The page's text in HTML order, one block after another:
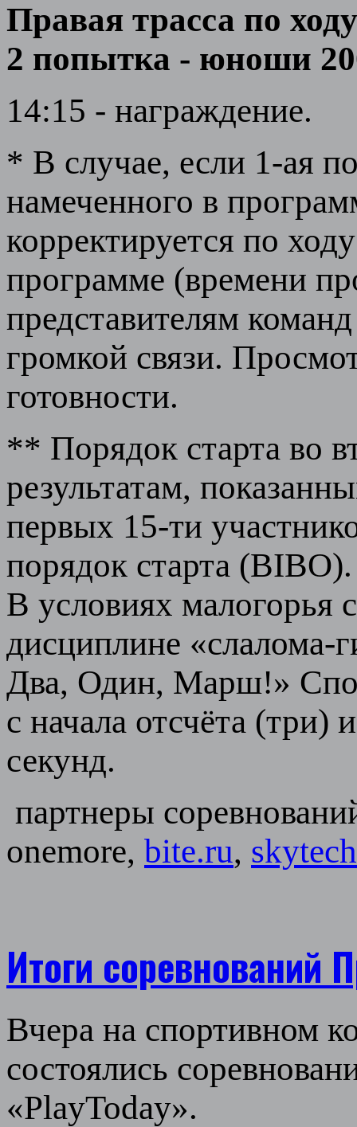
Правая трасса по
2 попытка - юноши
14:15 - награждение.
* В случае, если 1-ая
намеченного в
корректируется по
программе (времени
представителям
громкой связи.
готовности.
** Порядок старта во
результатам,
первых 15-ти
порядок старта (BIBO).
В условиях малогорья
дисциплине «слалома-
Два, Один, Марш!»
с начала отсчёта
секунд.
партнеры
onemore, bite.ru,
Итоги соревнований
Вчера на спортивном
состоялись
«PlayToday».